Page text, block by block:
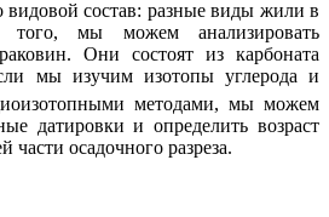
состав: разные виды жили в
того, мы можем анализировать
Они состоят из карбоната
мы изучим изотопы углерода и
методами, мы можем
датировки и определить возраст
части осадочного разреза.